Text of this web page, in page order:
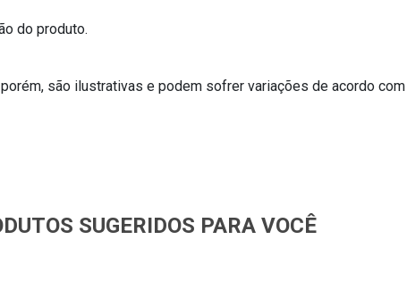
do produto.
são ilustrativas e podem sofrer variações de acordo
SUGERIDOS PARA VOCÊ